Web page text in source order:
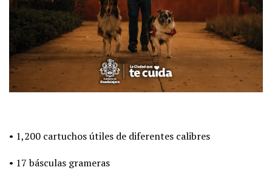
• 1,200 cartuchos útiles de diferentes calibres
• 17 básculas grameras